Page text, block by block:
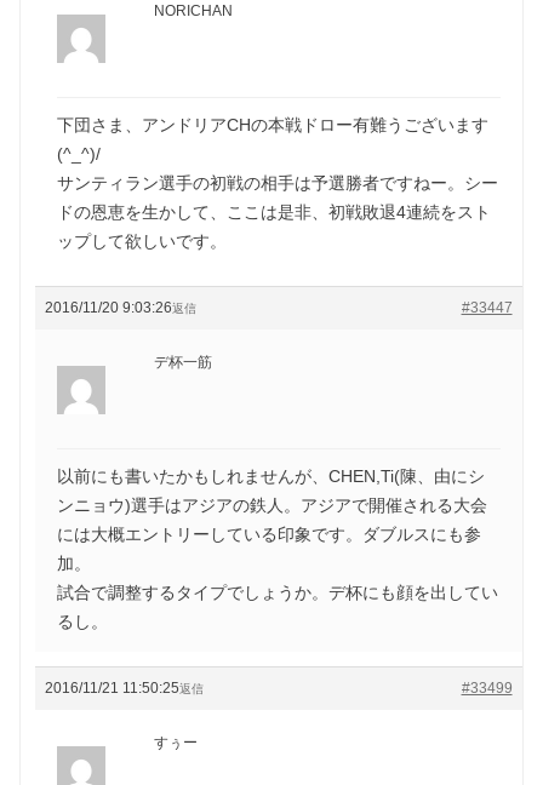
NORICHAN
下団さま、アンドリアCHの本戦ドロー有難うございます
(^_^)/
サンティラン選手の初戦の相手は予選勝者ですねー。シー
ドの恩恵を生かして、ここは是非、初戦敗退4連続をスト
ップして欲しいです。
2016/11/20 9:03:26 #33447
返信
デ杯一筋
以前にも書いたかもしれませんが、CHEN,Ti(陳、由にシ
ンニョウ)選手はアジアの鉄人。アジアで開催される大会
には大概エントリーしている印象です。ダブルスにも参
加。
試合で調整するタイプでしょうか。デ杯にも顔を出してい
るし。
2016/11/21 11:50:25 #33499
返信
すぅー